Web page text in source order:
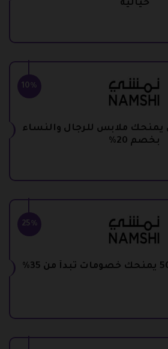
خيالية
10%
ملابس للرجال والنساء
بخصم 20%
25%